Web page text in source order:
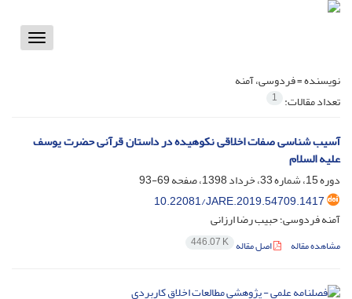
Toggle
نویسنده =فردوسی، آمنه
تعداد مقالات: 1
آسیب شناسی صفات اخلاقی نکوهیده در داستان قرآنی حضرت یوسف
علیه السلام
دوره 15، شماره 33، خرداد 1398، صفحه
69-93
10.22081/JARE.2019.54709.1417
آمنه فردوسی؛ حبیب رضا ارزانی
مشاهده مقاله اصل مقاله 446.07 K